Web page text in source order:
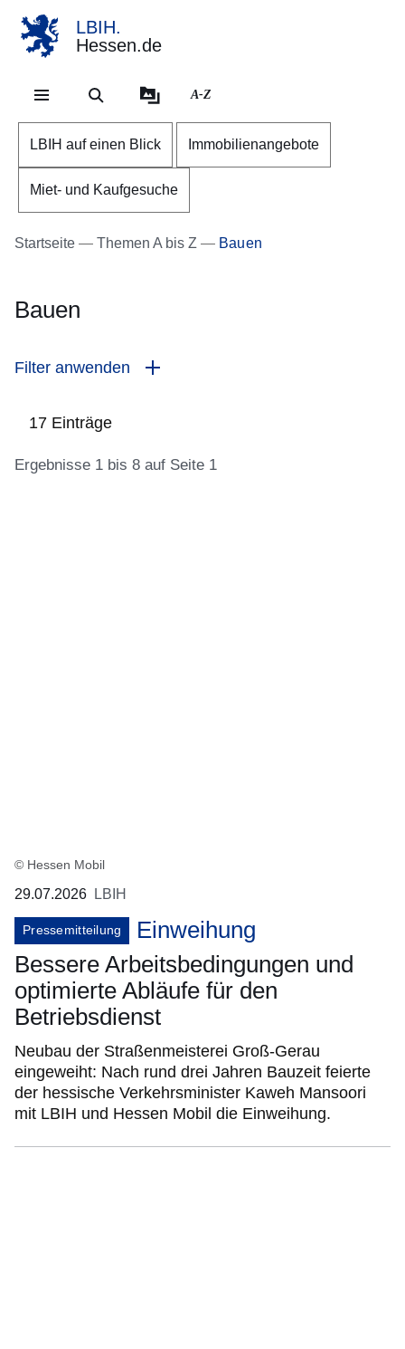
LBIH.
Hessen.de
A-Z
LBIH auf einen Blick Immobilienangebote
Miet- und Kaufgesuche
Startseite Themen A bis Z Bauen
Bauen
Filter anwenden
17 Einträge
Ergebnisse 1 bis 8 auf Seite 1
© Hessen Mobil
29.07.2026 LBIH
Pressemitteilung
Einweihung
Bessere Arbeitsbedingungen und
optimierte Abläufe für den
Betriebsdienst
Neubau der Straßenmeisterei Groß-Gerau
eingeweiht: Nach rund drei Jahren Bauzeit feierte
der hessische Verkehrsminister Kaweh Mansoori
mit LBIH und Hessen Mobil die Einweihung.